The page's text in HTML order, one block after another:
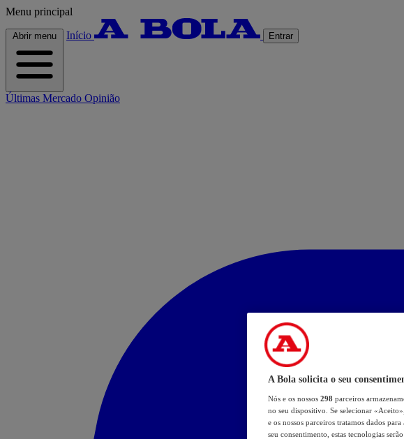
Menu principal
Abrir menu Início Entrar
Últimas Mercado Opinião
A Bola solicita o seu
Nós e os nossos 298 parceiros
no seu dispositivo. Se selecionar
e os nossos parceiros tratamos dados
seu consentimento, estas tecnologias